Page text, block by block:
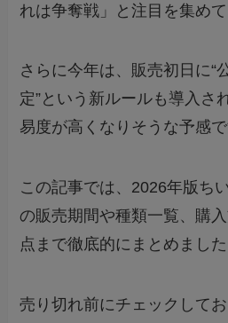
れは争奪戦」と注目を集めて
さらに今年は、販売初日に“
定”という新ルールも導入さ
易度が高くなりそうな予感で
この記事では、2026年版ち
の販売期間や種類一覧、購
点まで徹底的にまとめました
売り切れ前にチェックして